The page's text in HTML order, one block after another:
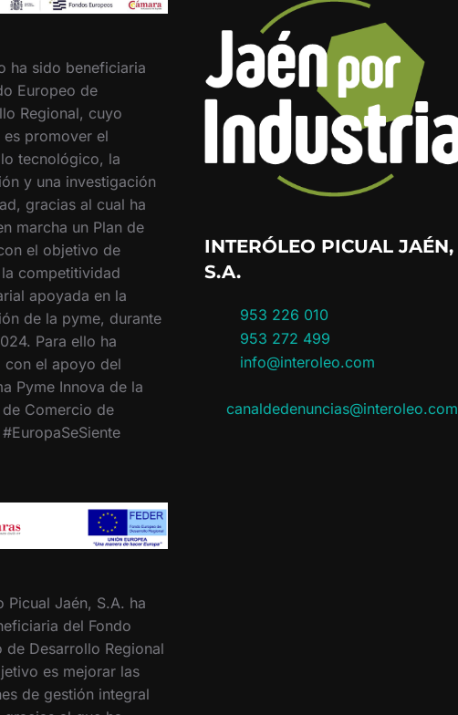
ha sido beneficiaria
Europeo de
Regional, cuyo
promover el
tecnológico, la
y una investigación
gracias al cual ha
marcha un Plan de
el objetivo de
competitividad
apoyada en la
de la pyme, durante
Para ello ha
con el apoyo del
Pyme Innova de la
de Comercio de
Picual Jaén, S.A. ha
del Fondo
de Desarrollo Regional
es mejorar las
de gestión integral
INTERÓLEO PICUAL JAÉN,
S.A.
953 226 010
953 272 499
info@interoleo.com
canaldedenuncias@interoleo.com